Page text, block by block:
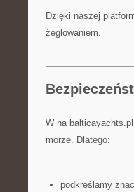
Dzięki naszej
żeglowaniem.
W na
morze. Dlatego:
podkreślamy